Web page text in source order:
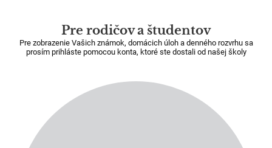
Pre rodičov a študentov
Pre zobrazenie Vašich známok, domácich úloh a denného rozvrhu sa
prosím prihláste pomocou konta, ktoré ste dostali od našej školy